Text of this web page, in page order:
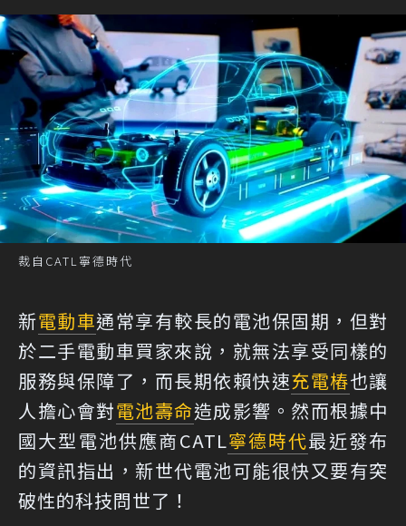
裁自CATL寧德時代
新電動車通常享有較長的電池保固期，但對
於二手電動車買家來說，就無法享受同樣的
服務與保障了，而長期依賴快速充電樁也讓
人擔心會對電池壽命造成影響。然而根據中
國大型電池供應商CATL寧德時代最近發布
的資訊指出，新世代電池可能很快又要有突
破性的科技問世了！